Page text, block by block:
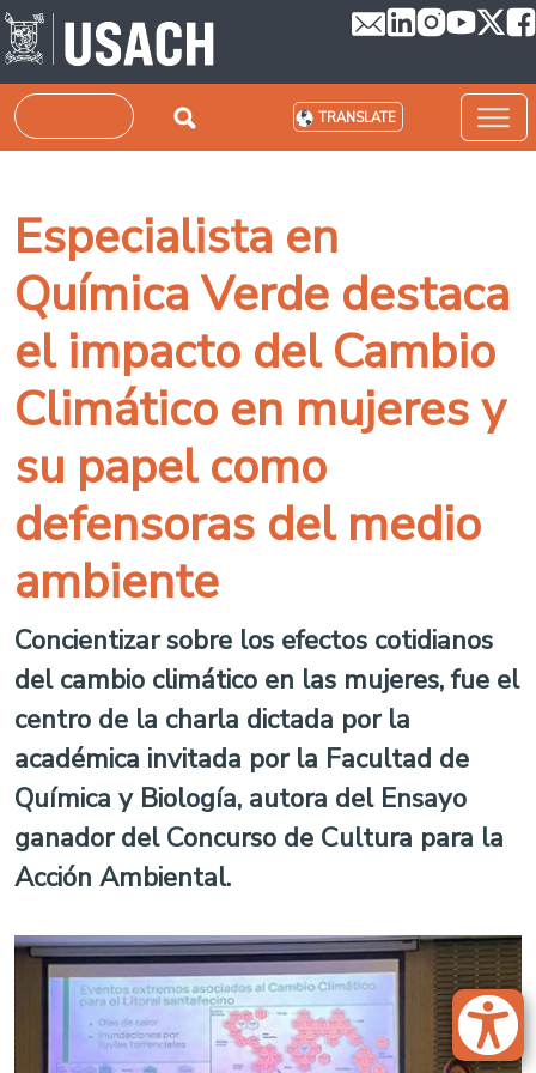
Skip to main content
Search TRANSLATE
Especialista en
Química Verde destaca
el impacto del Cambio
Climático en mujeres y
su papel como
defensoras del medio
ambiente
Concientizar sobre los efectos cotidianos
del cambio climático en las mujeres, fue el
centro de la charla dictada por la
académica invitada por la Facultad de
Química y Biología, autora del Ensayo
ganador del Concurso de Cultura para la
Acción Ambiental.